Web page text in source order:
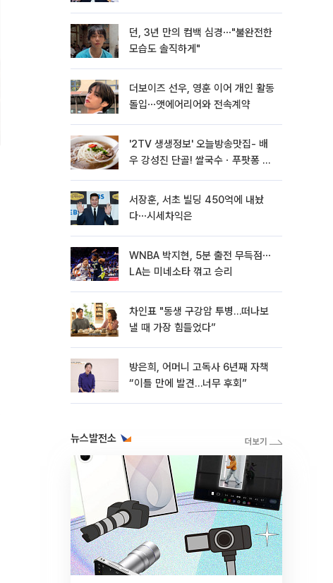
던, 3년 만의 컴백 심경⋯"불완전한
모습도 솔직하게"
더보이즈 선우, 영훈 이어 개인 활동
돌입⋯앳에어리어와 전속계약
'2TV 생생정보' 오늘방송맛집- 배
우 강성진 단골! 쌀국수ㆍ푸팟퐁 커
서장훈, 서초 빌딩 450억에 내놨
다⋯시세차익은
WNBA 박지현, 5분 출전 무득점⋯
LA는 미네소타 꺾고 승리
차인표 "동생 구강암 투병…떠나보
낼 때 가장 힘들었다”
방은희, 어머니 고독사 6년째 자책
“이틀 만에 발견…너무 후회”
뉴스발전소